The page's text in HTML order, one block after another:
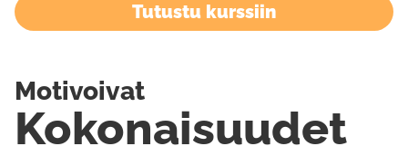
Tutustu kurssiin
Kokonaisuudet
Motivoivat